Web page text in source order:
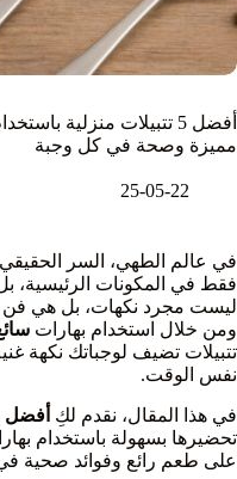
أفضل 5 تتبيلات منزلية
مميزة وصحة في كل وجبة
25-05-22
في عالم الطهي، السر
فقط في المكونات الرئيسية، بل
ليست مجرد نكهات، بل هي فن
ومن خلال استخدام بهارات
تتبيلات تضيف لوجباتك نكهة
نفس الوقت.
في هذا المقال، نقدم لكِ أفضل 5 تتبيلات منزلية
تحضيرها بسهولة باستخدام
على طعم رائع وفوائد صحية